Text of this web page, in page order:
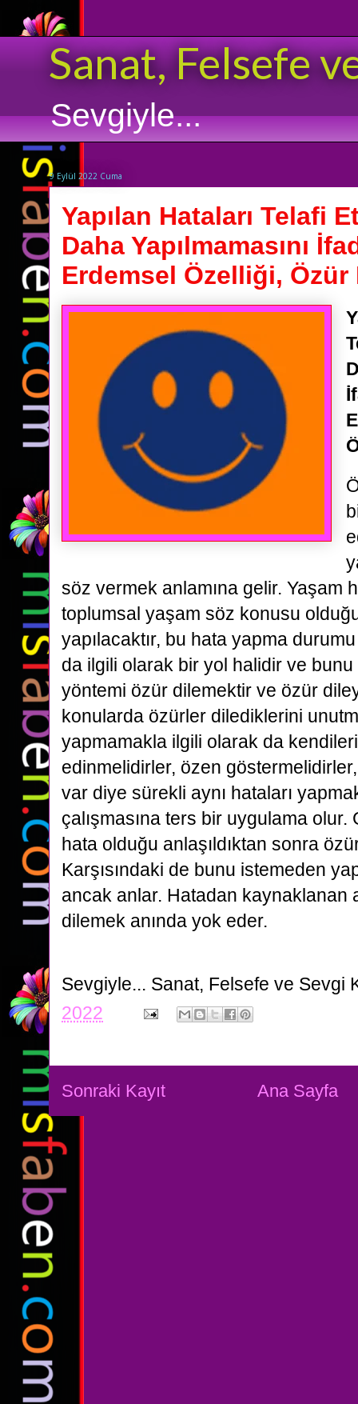
Sanat, Felsefe
Sevgiyle...
9 Eylül 2022 Cuma
Yapılan Hataları Telafi
Daha Yapılmamasını
Erdemsel Özelliği, Özür
söz vermek anlamına gelir. Yaşam
toplumsal yaşam söz konusu
yapılacaktır, bu hata yapma
da ilgili olarak bir yol halidir ve
yöntemi özür dilemektir ve özür
konularda özürler dilediklerini
yapmamakla ilgili olarak da
edinmelidirler, özen
var diye sürekli aynı hataları
çalışmasına ters bir uygulama olur.
hata olduğu anlaşıldıktan sonra
Karşısındaki de bunu istemeden
ancak anlar. Hatadan kaynaklanan
dilemek anında yok eder.
Sevgiyle... Sanat, Felsefe ve Sevgi
2022
Sonraki Kayıt Ana Sayfa